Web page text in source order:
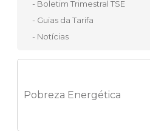
- Boletim Trimestral TSE
- Guias da Tarifa
- Notícias
Pobreza Energética